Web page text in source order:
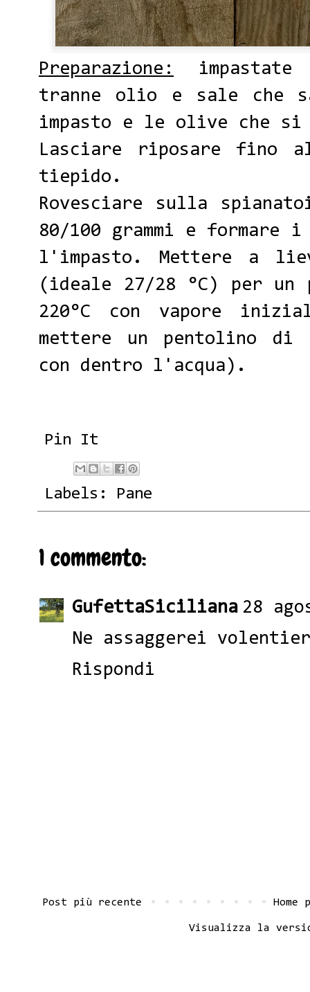
Preparazione:
tranne olio e sale che
impasto e le olive che si
Lasciare riposare fino
tiepido.
Rovesciare sulla
80/100 grammi e formare
l'impasto. Mettere a
(ideale 27/28 °C) per
220°C con vapore
mettere un pentolino
con dentro l'acqua).
Pin It
Labels: Pane
1 commento:
GufettaSiciliana 28
Ne assaggerei
Rispondi
Post più recente Home
Visualizza la